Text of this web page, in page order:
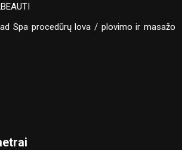
Spa procedūrų lova / plovimo ir masažo